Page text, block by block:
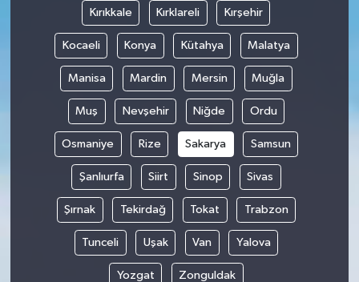
Kırıkkale Kırklareli Kırşehir
Kocaeli Konya Kütahya Malatya
Manisa Mardin Mersin Muğla
Muş Nevşehir Niğde Ordu
Osmaniye Rize Sakarya Samsun
Şanlıurfa Siirt Sinop Sivas
Şırnak Tekirdağ Tokat Trabzon
Tunceli Uşak Van Yalova
Yozgat Zonguldak